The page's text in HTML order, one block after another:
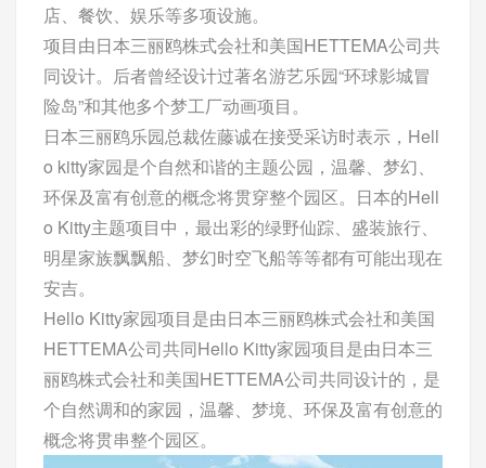
店、餐饮、娱乐等多项设施。
项目由日本三丽鸥株式会社和美国HETTEMA公司共
同设计。后者曾经设计过著名游艺乐园“环球影城冒
险岛”和其他多个梦工厂动画项目。
日本三丽鸥乐园总裁佐藤诚在接受采访时表示，Hell
o kitty家园是个自然和谐的主题公园，温馨、梦幻、
环保及富有创意的概念将贯穿整个园区。日本的Hell
o Kitty主题项目中，最出彩的绿野仙踪、盛装旅行、
明星家族飘飘船、梦幻时空飞船等等都有可能出现在
安吉。
Hello Kitty家园项目是由日本三丽鸥株式会社和美国
HETTEMA公司共同Hello Kitty家园项目是由日本三
丽鸥株式会社和美国HETTEMA公司共同设计的，是
个自然调和的家园，温馨、梦境、环保及富有创意的
概念将贯串整个园区。